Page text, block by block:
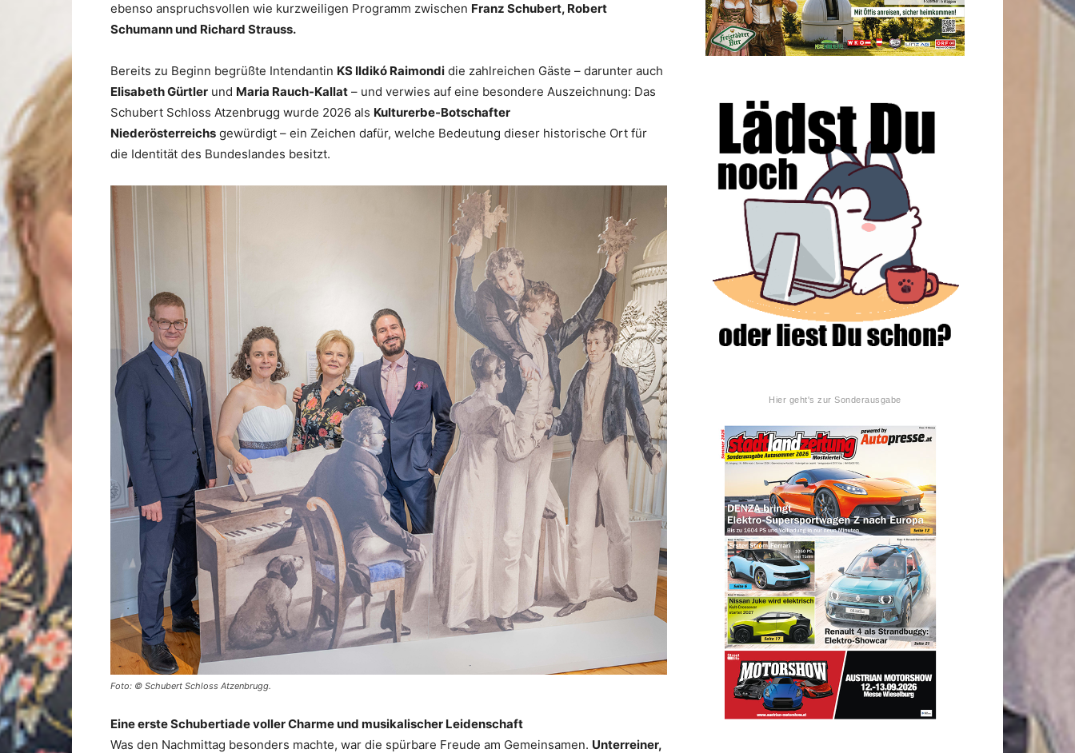
ebenso anspruchsvollen wie kurzweiligen Programm zwischen Franz Schubert, Robert
Schumann und Richard Strauss.
Bereits zu Beginn begrüßte Intendantin KS Ildikó Raimondi die zahlreichen Gäste – darunter auch
Elisabeth Gürtler und Maria Rauch-Kallat – und verwies auf eine besondere Auszeichnung: Das
Schubert Schloss Atzenbrugg wurde 2026 als Kulturerbe-Botschafter
Niederösterreichs gewürdigt – ein Zeichen dafür, welche Bedeutung dieser historische Ort für
die Identität des Bundeslandes besitzt.
Foto: © Schubert Schloss Atzenbrugg.
Eine erste Schubertiade voller Charme und musikalischer Leidenschaft
Was den Nachmittag besonders machte, war die spürbare Freude am Gemeinsamen. Unterreiner,
Hier geht's zur Sonderausgabe